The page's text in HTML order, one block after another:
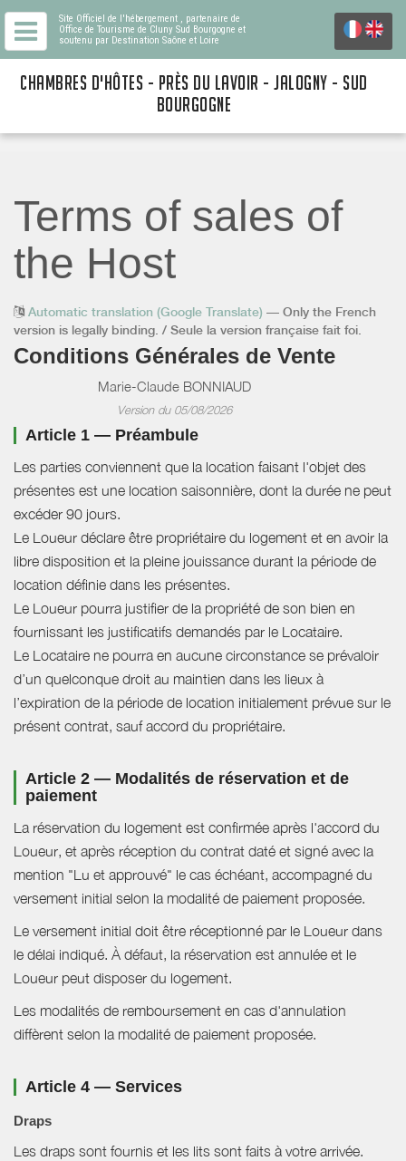
Site Officiel de l'hébergement , partenaire de
Office de Tourisme de Cluny Sud Bourgogne et
soutenu par Destination Saône et Loire
CHAMBRES D'HÔTES - PRÈS DU LAVOIR - JALOGNY - SUD
BOURGOGNE
Terms of sales of
the Host
Automatic translation (Google Translate) — Only the French
version is legally binding. / Seule la version française fait foi.
Conditions Générales de Vente
Marie-Claude BONNIAUD
Version du 05/08/2026
Article 1 — Préambule
Les parties conviennent que la location faisant l'objet des
présentes est une location saisonnière, dont la durée ne peut
excéder 90 jours.
Le Loueur déclare être propriétaire du logement et en avoir la
libre disposition et la pleine jouissance durant la période de
location définie dans les présentes.
Le Loueur pourra justifier de la propriété de son bien en
fournissant les justificatifs demandés par le Locataire.
Le Locataire ne pourra en aucune circonstance se prévaloir
d’un quelconque droit au maintien dans les lieux à
l’expiration de la période de location initialement prévue sur le
présent contrat, sauf accord du propriétaire.
Article 2 — Modalités de réservation et de
paiement
La réservation du logement est confirmée après l'accord du
Loueur, et après réception du contrat daté et signé avec la
mention "Lu et approuvé" le cas échéant, accompagné du
versement initial selon la modalité de paiement proposée.
Le versement initial doit être réceptionné par le Loueur dans
le délai indiqué. À défaut, la réservation est annulée et le
Loueur peut disposer du logement.
Les modalités de remboursement en cas d'annulation
diffèrent selon la modalité de paiement proposée.
Article 4 — Services
Draps
Les draps sont fournis et les lits sont faits à votre arrivée.